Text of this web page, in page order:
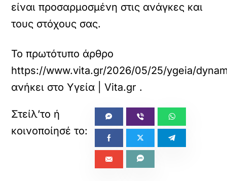
είναι προσαρμοσμένη στις ανάγκες και
τους στόχους σας.
Το πρωτότυπο άρθρο
https://www.vita.gr/2026/05/25/ygeia/
ανήκει στοΥγεία | Vita.gr .